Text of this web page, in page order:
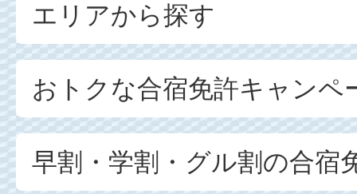
エリアから探す
おトクな合宿免許キャンペ
早割・学割・グル割の合宿